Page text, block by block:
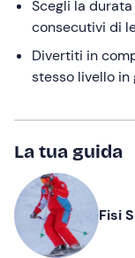
changing
dates.
Scegli la
consecutivi di
Divertiti in
stesso livello in
La tua guida
Fisi